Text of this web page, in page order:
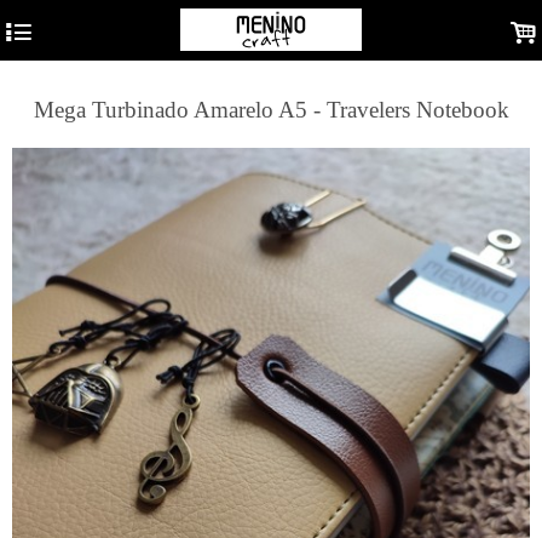
4 .
Mega Turbinado Amarelo A5 - Travelers Notebook